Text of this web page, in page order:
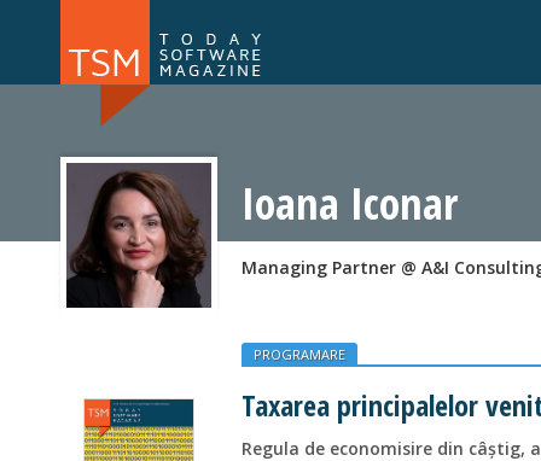
NOU
Ioana Iconar
Managing Partner @ A&I
PROGRAMARE
Taxarea principalelor
Regula de economisire din câștig,